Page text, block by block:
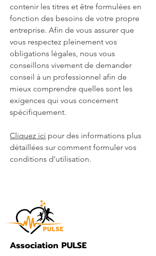
contenir les titres et être formulées en
fonction des besoins de votre propre
entreprise. Afin de vous assurer que
vous respectez pleinement vos
obligations légales, nous vous
conseillons vivement de demander
conseil à un professionnel afin de
mieux comprendre quelles sont les
exigences qui vous concernent
spécifiquement.
Cliquez ici pour des informations plus
détaillées sur comment formuler vos
conditions d’utilisation.
Association PULSE